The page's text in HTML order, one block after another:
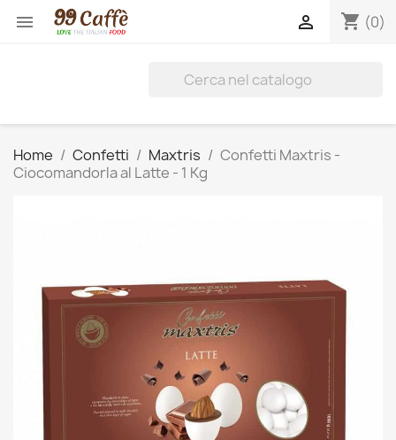
 shopping_cart (0)

Home Confetti Maxtris
Confetti Maxtris -
Ciocomandorla al Latte - 1 Kg